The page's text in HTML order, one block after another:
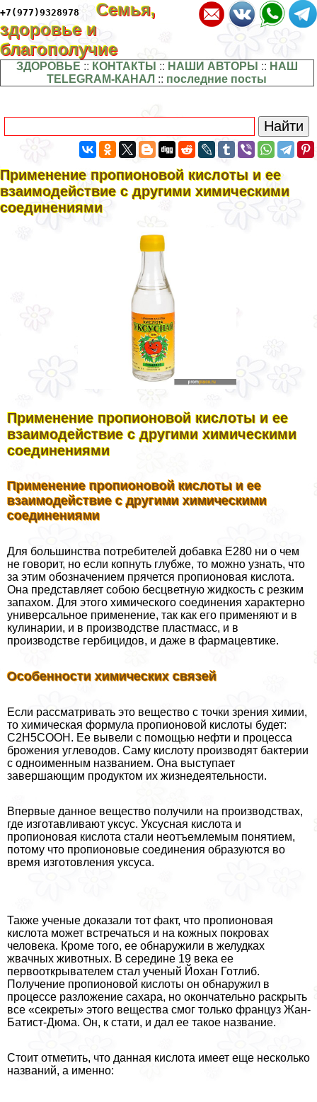
+7(977)9328978
Семья,
здоровье и
благополучие
ЗДОРОВЬЕ :: КОНТАКТЫ :: НАШИ АВТОРЫ :: НАШ
TELEGRAM-КАНАЛ :: последние посты
Применение пропионовой кислоты и ее
взаимодействие с другими химическими
соединениями
Применение пропионовой кислоты и ее
взаимодействие с другими химическими
соединениями
Применение пропионовой кислоты и ее
взаимодействие с другими химическими
соединениями
Для большинства потребителей добавка E280 ни о чем
не говорит, но если копнуть глубже, то можно узнать, что
за этим обозначением прячется пропионовая кислота.
Она представляет собою бесцветную жидкость с резким
запахом. Для этого химического соединения хаpaктерно
универсальное применение, так как его применяют и в
кулинарии, и в производстве пластмасс, и в
производстве гербицидов, и даже в фармацевтике.
Особенности химических связей
Если рассматривать это вещество с точки зрения химии,
то химическая формула пропионовой кислоты будет:
C2H5COOH. Ее вывели с помощью нефти и процесса
брожения углеводов. Саму кислоту производят бактерии
с одноименным названием. Она выступает
завершающим продуктом их жизнедеятельности.
Впервые данное вещество получили на производствах,
где изготавливают уксус. Уксусная кислота и
пропионовая кислота стали неотъемлемым понятием,
потому что пропионовые соединения образуются во
время изготовления уксуса.
Также ученые доказали тот факт, что пропионовая
кислота может встречаться и на кожных покровах
человека. Кроме того, ее обнаружили в желудках
жвачных животных. В середине 19 века ее
первооткрывателем стал ученый Йохан Готлиб.
Получение пропионовой кислоты он обнаружил в
процессе разложение сахара, но окончательно раскрыть
все «секреты» этого вещества смог только француз Жан-
Батист-Дюма. Он, к стати, и дал ее такое название.
Стоит отметить, что данная кислота имеет еще несколько
названий, а именно: